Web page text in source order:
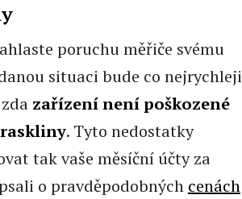
poruchu měřiče svému
situaci bude co nejrychleji
zařízení není poškozené
. Tyto nedostatky
tak vaše měsíční účty za
o pravděpodobných cenách